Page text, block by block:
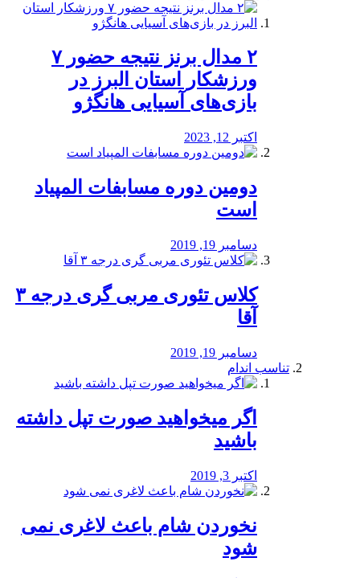
۲ مدال برنز نتیجه حضور ۷
ورزشکار استان البرز در
بازی‌های آسیایی هانگژو
اکتبر 12, 2023
دومین دوره مسابفات المپیاد
است
دسامبر 19, 2019
کلاس تئوری مربی گری درجه ۳
آقا
دسامبر 19, 2019
تناسب اندام
اگر میخواهید صورت تپل داشته
باشید
اکتبر 3, 2019
نخوردن شام باعث لاغری نمی
‌شود